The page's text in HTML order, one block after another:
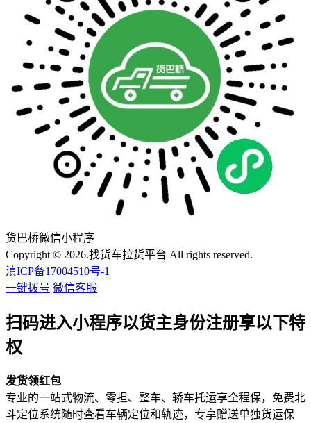
货巴桥微信小程序
Copyright © 2026.找货车拉货平台 All rights reserved.
滇ICP备17004510号-1
一键拨号 微信客服
扫码进入小程序以货主身份注册享以下特
权
发货领红包
专业的一站式物流、零担、整车、轿车托运享全程保，免费北
斗定位系统随时查看车辆定位和轨迹，专享赠送单独货运保